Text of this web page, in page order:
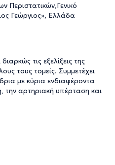
Περιστατικών,Γενικό
Γεώργιος», Ελλάδα
τις εξελίξεις της
τους τομείς. Συμμετέχει
με κύρια ενδιαφέροντα
την αρτηριακή υπέρταση και